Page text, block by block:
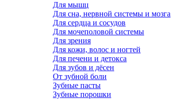
Для мышц
Для сна, нервной системы и мозга
Для сердца и сосудов
Для мочеполовой системы
Для зрения
Для кожи, волос и ногтей
Для печени и детокса
Для зубов и дёсен
От зубной боли
Зубные пасты
Зубные порошки